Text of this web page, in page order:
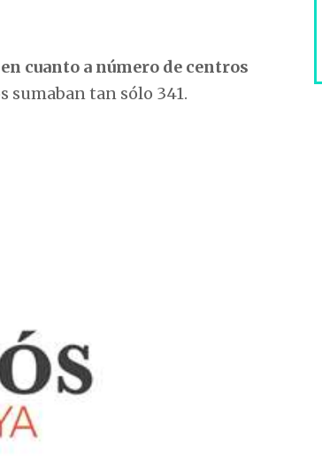
cuanto a número de centros
sumaban tan sólo 341.